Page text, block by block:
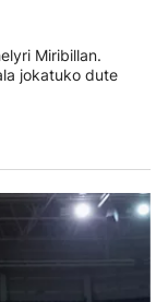
Miribillan.
jokatuko dute